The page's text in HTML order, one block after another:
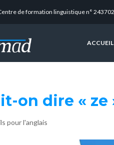
de formation linguistique n°
ACCUEIL
on dire « ze
pour l'anglais